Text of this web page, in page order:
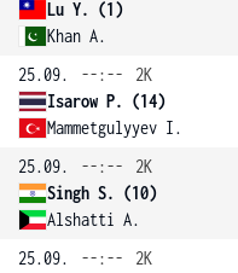
Lu Y. (1)
Khan A.
25.09.
--:--
2K
Isarow P. (14)
Mammetgulyyev I.
25.09.
--:--
2K
Singh S. (10)
Alshatti A.
25.09.
--:--
2K